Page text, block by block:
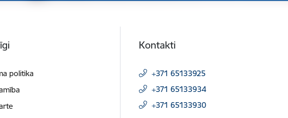
politika
Kontakti
+371 65133925
+371 65133934
+371 65133930